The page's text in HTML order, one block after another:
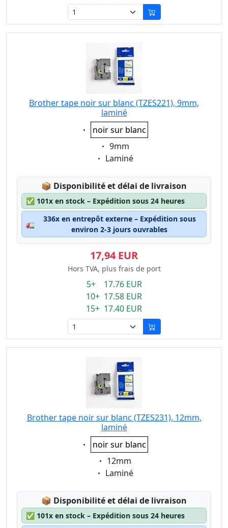
Brother tape noir sur blanc (TZES221), 9mm,
laminé
Eigenschaft:
noir sur blanc
Eigenschaft:
9mm
Eigenschaft:
Laminé
📦 Lagerstatus:
Disponibilité et délai de livraison
✅ 101x en stock – Expédition sous 24 heures
🚛
336x en entrepôt externe – Expédition sous
environ 2-3 jours ouvrables
17,94 EUR
Hors TVA, plus frais de port
5+ 17.76 EUR
10+ 17.58 EUR
15+ 17.40 EUR
Brother tape noir sur blanc (TZES231), 12mm,
laminé
Eigenschaft:
noir sur blanc
Eigenschaft:
12mm
Eigenschaft:
Laminé
📦 Lagerstatus:
Disponibilité et délai de livraison
✅ 101x en stock – Expédition sous 24 heures